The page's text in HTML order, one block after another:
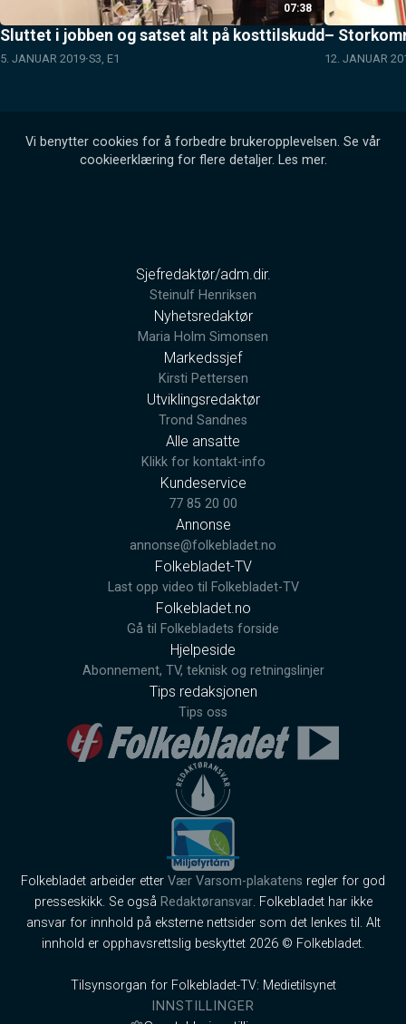
07:38
Sluttet i jobben og satset alt på kosttilskudd
5. JANUAR 2019 S3, E1
–
12. JANUAR
Vi benytter cookies for å forbedre brukeropplevelsen. Se vår
cookieerklæring for flere detaljer. Les mer.
Sjefredaktør/adm.dir.
Steinulf Henriksen
Nyhetsredaktør
Maria Holm Simonsen
Markedssjef
Kirsti Pettersen
Utviklingsredaktør
Trond Sandnes
Alle ansatte
Klikk for kontakt-info
Kundeservice
77 85 20 00
Annonse
annonse@folkebladet.no
Folkebladet-TV
Last opp video til Folkebladet-TV
Folkebladet.no
Gå til Folkebladets forside
Hjelpeside
Abonnement, TV, teknisk og retningslinjer
Tips redaksjonen
Tips oss
Folkebladet arbeider etter Vær Varsom-plakatens regler for god
presseskikk. Se også Redaktøransvar. Folkebladet har ikke
ansvar for innhold på eksterne nettsider som det lenkes til. Alt
innhold er opphavsrettslig beskyttet 2026 © Folkebladet.
Tilsynsorgan for Folkebladet-TV: Medietilsynet
INNSTILLINGER